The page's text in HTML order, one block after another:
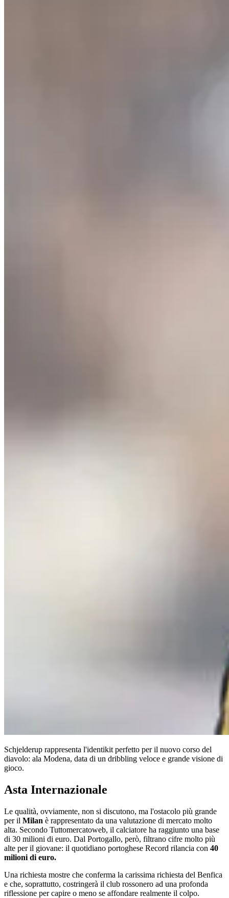
Schjelderup rappresenta l'identikit perfetto per il nuovo corso del
diavolo: ala Modena, data di un dribbling veloce e grande visione di
gioco.
Asta Internazionale
Le qualità, ovviamente, non si discutono, ma l'ostacolo più grande
per il Milan è rappresentato da una valutazione di mercato molto
alta. Secondo Tuttomercatoweb, il calciatore ha raggiunto una base
di 30 milioni di euro. Dal Portogallo, però, filtrano cifre molto più
alte per il giovane: il quotidiano portoghese Record rilancia con 40
milioni di euro.
Una richiesta mostre che conferma la carissima richiesta del Benfica
e che, soprattutto, costringerà il club rossonero ad una profonda
riflessione per capire o meno se affondare realmente il colpo.